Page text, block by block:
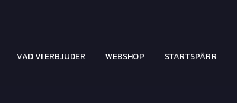
VAD VI ERBJUDER WEBSHOP STARTSPÄRR